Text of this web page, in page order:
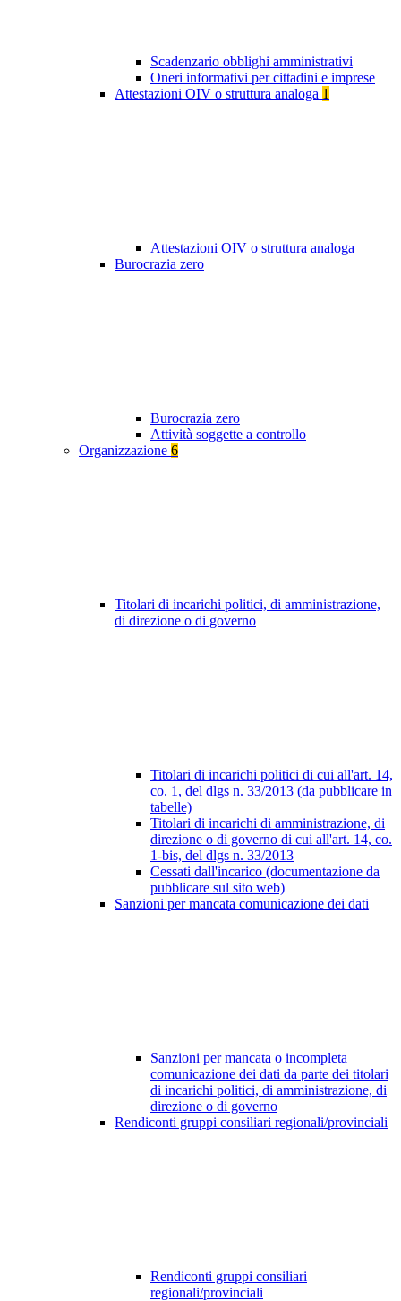
Scadenzario obblighi amministrativi
Oneri informativi per cittadini e imprese
Attestazioni OIV o struttura analoga 1
Attestazioni OIV o struttura analoga
Burocrazia zero
Burocrazia zero
Attività soggette a controllo
Organizzazione 6
Titolari di incarichi politici, di amministrazione,
di direzione o di governo
Titolari di incarichi politici di cui all'art. 14,
co. 1, del dlgs n. 33/2013 (da pubblicare in
tabelle)
Titolari di incarichi di amministrazione, di
direzione o di governo di cui all'art. 14, co.
1-bis, del dlgs n. 33/2013
Cessati dall'incarico (documentazione da
pubblicare sul sito web)
Sanzioni per mancata comunicazione dei dati
Sanzioni per mancata o incompleta
comunicazione dei dati da parte dei titolari
di incarichi politici, di amministrazione, di
direzione o di governo
Rendiconti gruppi consiliari regionali/provinciali
Rendiconti gruppi consiliari
regionali/provinciali